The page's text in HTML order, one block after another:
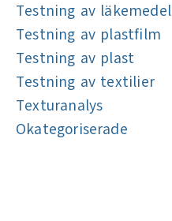
Testning av läkemedel
Testning av plastfilm
Testning av plast
Testning av textilier
Texturanalys
Okategoriserade